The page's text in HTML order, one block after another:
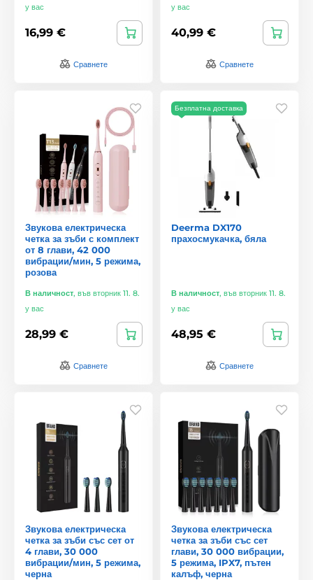
у вас
16,99 €
Сравнете
у вас
40,99 €
Сравнете
Звукова електрическа
четка за зъби с комплект
от 8 глави, 42 000
вибрации/мин, 5 режима,
розова
В наличност, във вторник 11. 8.
у вас
28,99 €
Сравнете
Безплатна доставка
Deerma DX170
прахосмукачка, бяла
В наличност, във вторник 11. 8.
у вас
48,95 €
Сравнете
Звукова електрическа
четка за зъби със сет от
4 глави, 30 000
вибрации/мин, 5 режима,
черна
Звукова електрическа
четка за зъби със сет
глави, 30 000 вибрации,
5 режима, IPX7, пътен
калъф, черна